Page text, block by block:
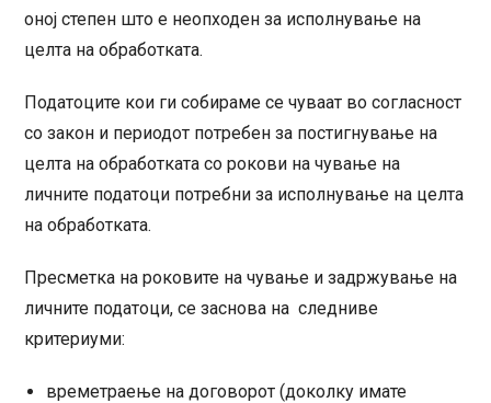
оној степен што е неопходен за исполнување на
целта на обработката.
Податоците кои ги собираме се чуваат во согласност
со закон и периодот потребен за постигнување на
целта на обработката со рокови на чување на
личните податоци потребни за исполнување на целта
на обработката.
Пресметка на роковите на чување и задржување на
личните податоци, се заснова на следниве
критериуми:
времетраење на договорот (доколку имате